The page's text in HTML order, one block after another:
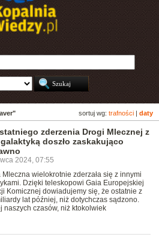
sortuj wg: trafności daty
zderzenia Drogi Mlecznej z
doszło zaskakująco
2024, 07:55
Mleczna wielokrotnie zderzała się z innymi
Dzięki teleskopowi Gaia Europejskiej
Komicznej dowiadujemy się, że ostatnie z
lat później, niż dotychczas sądzono.
naszych czasów, niż ktokolwiek